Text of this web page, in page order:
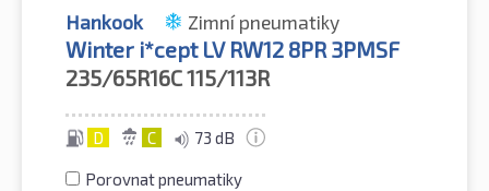
Hankook Zimní pneumatiky
Winter i*cept LV RW12 8PR 3PMSF
235/65R16C115/113R
D C 73 dB
Porovnat pneumatiky